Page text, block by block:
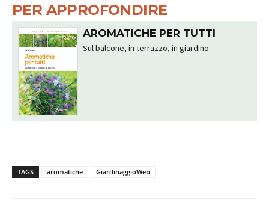
PER APPROFONDIRE
AROMATICHE PER TUTTI
Sul balcone, in terrazzo, in giardino
TAGS aromatiche GiardinaggioWeb